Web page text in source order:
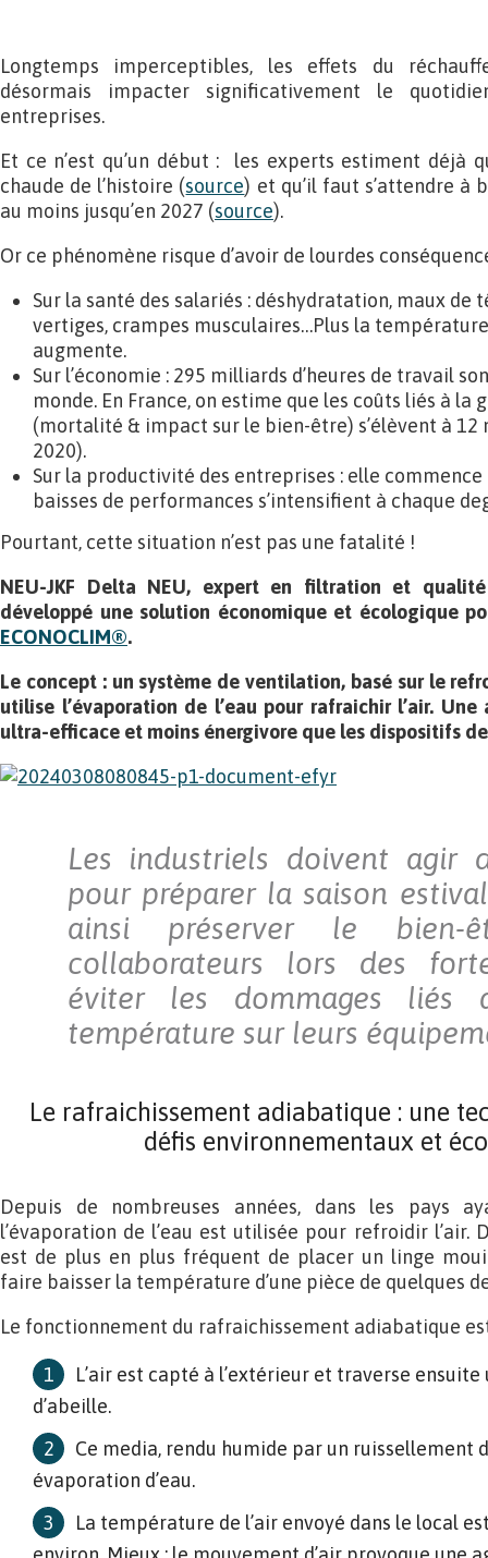
Longtemps imperceptibles, les effets du
désormais impacter significativement le
entreprises.
Et ce n’est qu’un début : les experts estiment déjà
chaude de l’histoire (source) et qu’il faut s’attendre à
au moins jusqu’en 2027 (source).
Or ce phénomène risque d’avoir de lourdes
Sur la santé des salariés : déshydratation, maux de
vertiges, crampes musculaires…Plus la
augmente.
Sur l’économie : 295 milliards d’heures de travail
monde. En France, on estime que les coûts liés à la
(mortalité & impact sur le bien-être) s’élèvent à 12
2020).
Sur la productivité des entreprises : elle commence
baisses de performances s’intensifient à chaque
Pourtant, cette situation n’est pas une fatalité !
NEU-JKF Delta NEU, expert en filtration et
développé une solution économique et écologique
ECONOCLIM®.
Le concept : un système de ventilation, basé sur le
utilise l’évaporation de l’eau pour rafraichir l’air.
ultra-efficace et moins énergivore que les dispositifs
Les industriels doivent agir
pour préparer la saison
ainsi préserver le bien-
collaborateurs lors des
éviter les dommages liés
température sur leurs
Le rafraichissement adiabatique : une
défis environnementaux et
Depuis de nombreuses années, dans les pays
l’évaporation de l’eau est utilisée pour refroidir l’air.
est de plus en plus fréquent de placer un linge
faire baisser la température d’une pièce de quelques
Le fonctionnement du rafraichissement adiabatique
L’air est capté à l’extérieur et traverse
d’abeille.
Ce media, rendu humide par un ruissellement
évaporation d’eau.
La température de l’air envoyé dans le local